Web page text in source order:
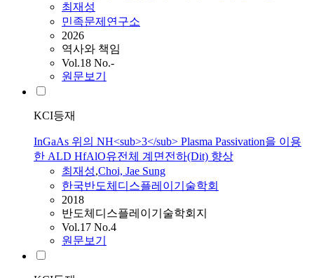
최재성
민족문제연구소
2026
역사와 책임
Vol.18 No.-
원문보기
KCI등재
InGaAs 위의 NH<sub>3</sub> Plasma Passivation을 이용
한 ALD HfAlO유전체 계면전하(Dit) 향상
최재성,Choi, Jae Sung
한국반도체디스플레이기술학회
2018
반도체디스플레이기술학회지
Vol.17 No.4
원문보기